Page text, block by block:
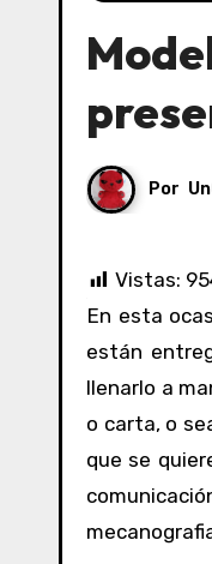
Por
Vistas:
En esta ocasion paso un modelo de escrito en tipo formato que algunas dependencias regionales de SUNAT
están
llenarlo a
o carta, o
que se